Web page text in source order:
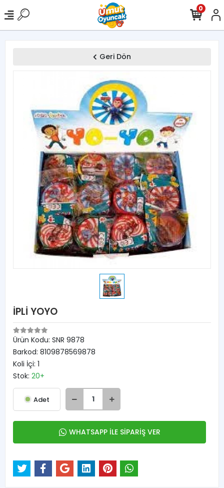
0
Geri Dön
İPLİ YOYO
Ürün Kodu: SNR 9878
Barkod: 8109878569878
Koli İçi: 1
Stok: 20+
Adet
WHATSAPP İLE SİPARİŞ VER